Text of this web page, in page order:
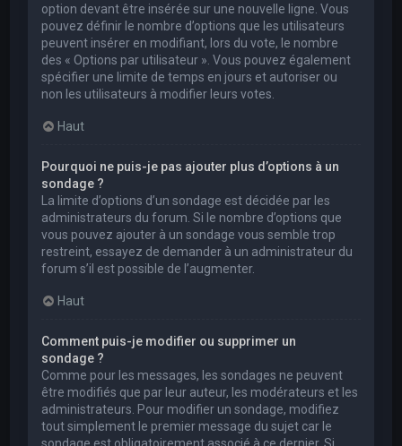
option devant être insérée sur une nouvelle ligne. Vous
pouvez définir le nombre d’options que les utilisateurs
peuvent insérer en modifiant, lors du vote, le nombre
des « Options par utilisateur ». Vous pouvez également
spécifier une limite de temps en jours et autoriser ou
non les utilisateurs à modifier leurs votes.
Haut
Pourquoi ne puis-je pas ajouter plus d’options à un
sondage ?
La limite d’options d’un sondage est décidée par les
administrateurs du forum. Si le nombre d’options que
vous pouvez ajouter à un sondage vous semble trop
restreint, essayez de demander à un administrateur du
forum s’il est possible de l’augmenter.
Haut
Comment puis-je modifier ou supprimer un
sondage ?
Comme pour les messages, les sondages ne peuvent
être modifiés que par leur auteur, les modérateurs et les
administrateurs. Pour modifier un sondage, modifiez
tout simplement le premier message du sujet car le